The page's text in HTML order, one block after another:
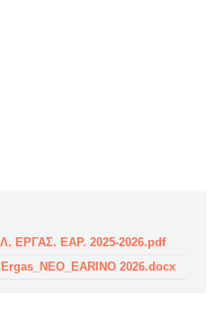
ΕΡΓΑΣ. ΕΑΡ. 2025-2026.pdf
2026.docx